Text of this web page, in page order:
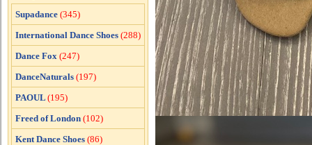
Supadance (345)
International Dance Shoes (288)
Dance Fox (247)
DanceNaturals (197)
PAOUL (195)
Freed of London (102)
Kent Dance Shoes (86)